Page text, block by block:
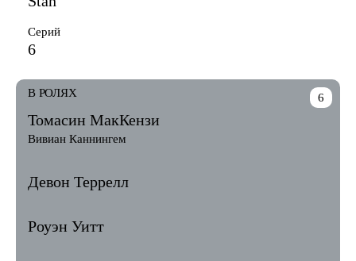
Серий
6
6
В РОЛЯХ
Томасин МакКензи
Вивиан Каннингем
Девон Террелл
Роуэн Уитт